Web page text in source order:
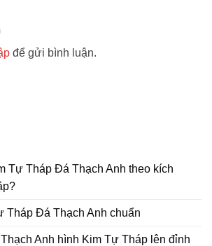
để gửi bình luận.
Tự Tháp Đá Thạch Anh theo kích
Tháp Đá Thạch Anh chuẩn
Anh hình Kim Tự Tháp lên đỉnh